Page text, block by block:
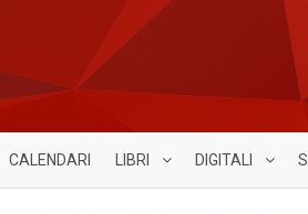
CALENDARI LIBRI DIGITALI